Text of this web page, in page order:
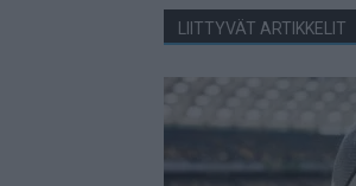
LIITTYVÄT ARTIKKELIT